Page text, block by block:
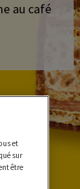
au café
et
sur
être